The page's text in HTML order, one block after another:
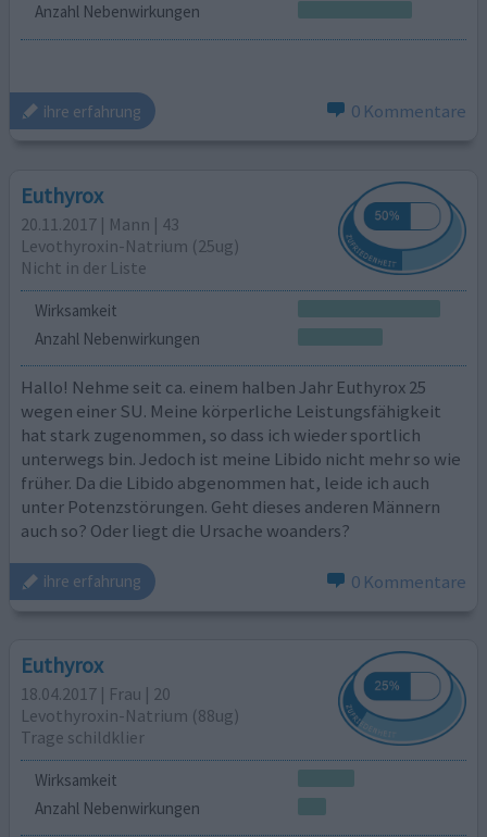
Anzahl Nebenwirkungen
ihre erfahrung 0 Kommentare
Euthyrox
20.11.2017 | Mann | 43
Levothyroxin-Natrium (25ug)
Nicht in der Liste
Wirksamkeit
Anzahl Nebenwirkungen
Hallo! Nehme seit ca. einem halben Jahr Euthyrox 25
wegen einer SU. Meine körperliche Leistungsfähigkeit
hat stark zugenommen, so dass ich wieder sportlich
unterwegs bin. Jedoch ist meine Libido nicht mehr so wie
früher. Da die Libido abgenommen hat, leide ich auch
unter Potenzstörungen. Geht dieses anderen Männern
auch so? Oder liegt die Ursache woanders?
ihre erfahrung 0 Kommentare
Euthyrox
18.04.2017 | Frau | 20
Levothyroxin-Natrium (88ug)
Trage schildklier
Wirksamkeit
Anzahl Nebenwirkungen